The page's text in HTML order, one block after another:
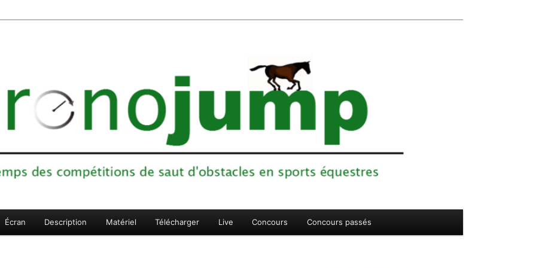
Écran Description Matériel Télécharger Live Concours Concours passés